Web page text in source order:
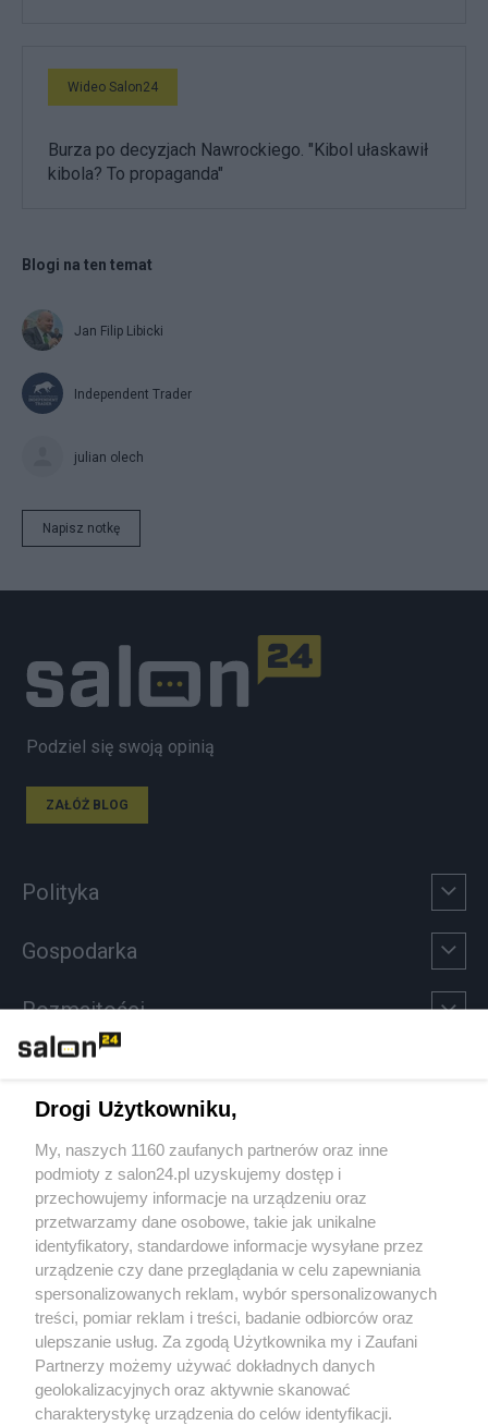
Wideo Salon24
Burza po decyzjach Nawrockiego. "Kibol ułaskawił
kibola? To propaganda"
Blogi na ten temat
Jan Filip Libicki
Independent Trader
julian olech
Napisz notkę
Podziel się swoją opinią
ZAŁÓŻ BLOG
Polityka
Gospodarka
Rozmaitości
Sport
Społeczeństwo
Kultura
X Facebook Instagram Youtube
Drogi Użytkowniku,
My, naszych 1160 zaufanych partnerów oraz inne
podmioty z salon24.pl uzyskujemy dostęp i
przechowujemy informacje na urządzeniu oraz
przetwarzamy dane osobowe, takie jak unikalne
identyfikatory, standardowe informacje wysyłane przez
urządzenie czy dane przeglądania w celu zapewniania
spersonalizowanych reklam, wybór spersonalizowanych
treści, pomiar reklam i treści, badanie odbiorców oraz
ulepszanie usług. Za zgodą Użytkownika my i Zaufani
Partnerzy możemy używać dokładnych danych
geolokalizacyjnych oraz aktywnie skanować
charakterystykę urządzenia do celów identyfikacji.